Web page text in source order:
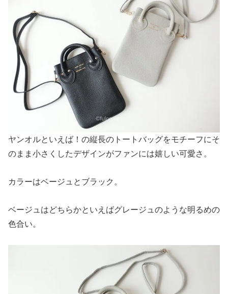
ヤンオルといえば！の縦長のトートバッグをモチーフにそ
のまま小さくしたデザインがファンには嬉しい可愛さ。
カラーはベージュとブラック。
ベージュはどちらかといえばグレージュのような明るめの
色合い。